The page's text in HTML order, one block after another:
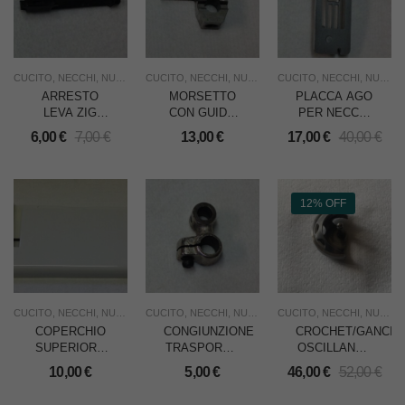
CUCITO NECCHI NUOVO RICAMBI USO FAMIGLIA
ARRESTO
LEVA ZIG
ZAG
SINISTRA
530/SUPERNOVA
6,00€ 7,00€
CUCITO NECCHI NUOVO RICAMBI USO FAMIGLIA
MORSETTO
CON GUIDA
PREMISTOFFA
PER NECCHI
13,00€
CUCITO NECCHI NUOVO
PLACCA AGO
PER NECCHI
LIDIA
17,00€ 40,00€
CUCITO NECCHI NUOVO RICAMBI USO FAMIGLIA
COPERCHIO
SUPERIORE
PER NECCHI
574
10,00€
CUCITO NECCHI NUOVO RICAMBI USO FAMIGLIA
CONGIUNZIONE
TRASPORTO
PER NECCHI
520
5,00€
12% OFF
CUCITO NECCHI NUOVO
CROCHET/GANCIO
OSCILLANTE
x NECCHI
SUPERNOVA/
46,00€ 52,00€